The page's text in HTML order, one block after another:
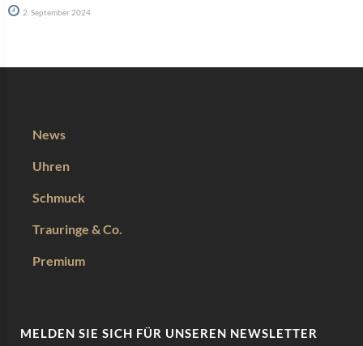
2. September 2024
News
Uhren
Schmuck
Trauringe & Co.
Premium
MELDEN SIE SICH FÜR UNSEREN NEWSLETTER